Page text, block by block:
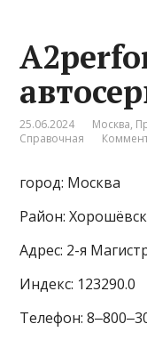
25.06.2024 Москва,
Справочная
город: Москва
Район:
Адрес: 2-я
Индекс: 123290.0
Телефон: